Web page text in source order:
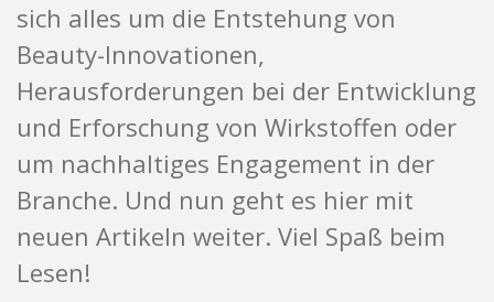
sich alles um die Entstehung von
Beauty-Innovationen,
Herausforderungen bei der Entwicklung
und Erforschung von Wirkstoffen oder
um nachhaltiges Engagement in der
Branche. Und nun geht es hier mit
neuen Artikeln weiter. Viel Spaß beim
Lesen!